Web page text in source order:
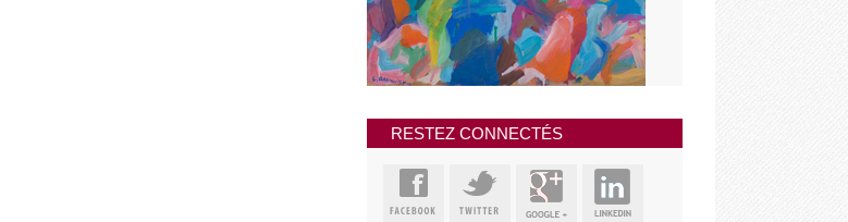
RESTEZ CONNECTÉS